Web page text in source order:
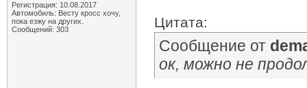
Регистрация: 10.08.2017
Автомобиль: Весту кросс хочу,
пока езжу на других.
Сообщений: 303
Цитата:
Сообщение от
ок, можно не